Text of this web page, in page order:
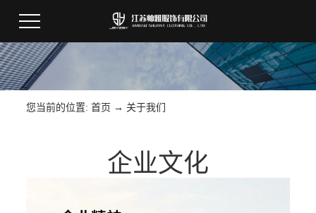
您当前的位置:首页 → 关于我们
企业文化